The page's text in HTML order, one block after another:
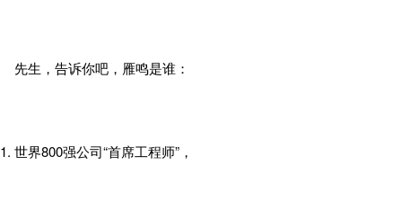
先生，告诉你吧，雁鸣是谁：
世界800强公司“首席工程师”，